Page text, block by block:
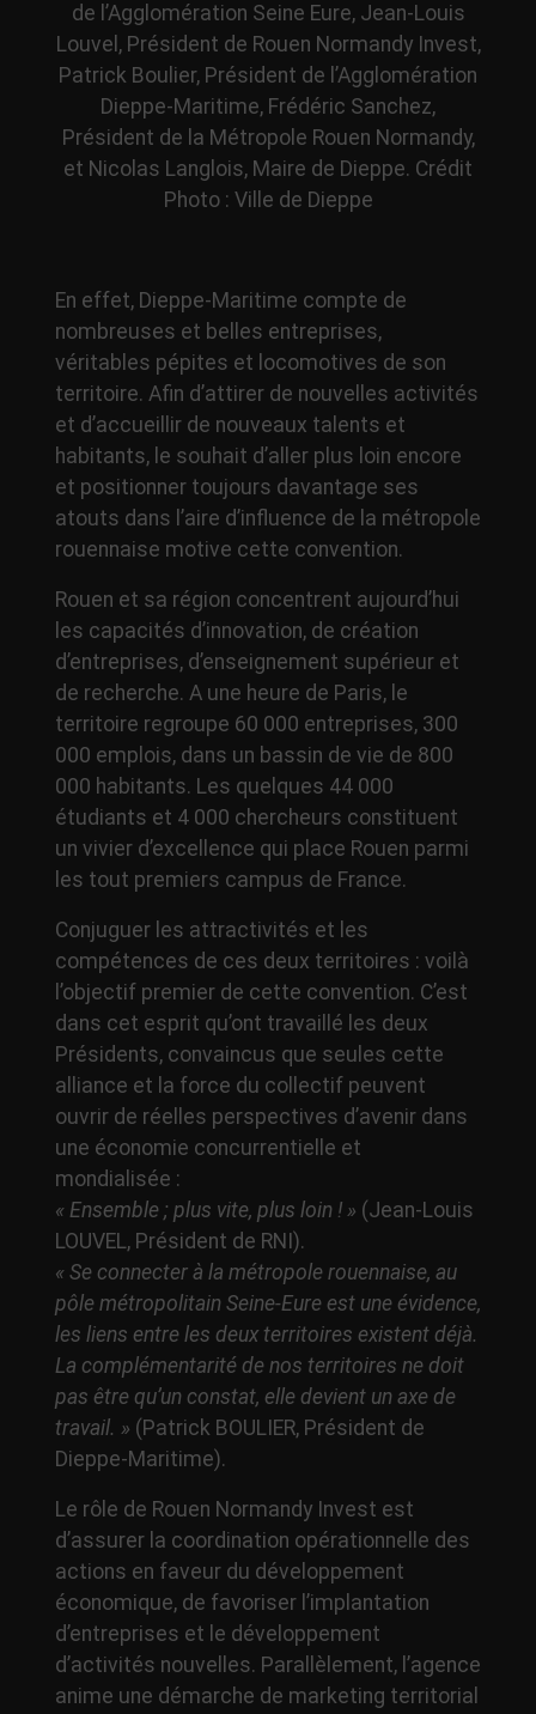
de l’Agglomération Seine Eure, Jean-Louis
Louvel, Président de Rouen Normandy Invest,
Patrick Boulier, Président de l’Agglomération
Dieppe-Maritime, Frédéric Sanchez,
Président de la Métropole Rouen Normandy,
et Nicolas Langlois, Maire de Dieppe. Crédit
Photo : Ville de Dieppe
En effet, Dieppe-Maritime compte de
nombreuses et belles entreprises,
véritables pépites et locomotives de son
territoire. Afin d’attirer de nouvelles activités
et d’accueillir de nouveaux talents et
habitants, le souhait d’aller plus loin encore
et positionner toujours davantage ses
atouts dans l’aire d’influence de la métropole
rouennaise motive cette convention.
Rouen et sa région concentrent aujourd’hui
les capacités d’innovation, de création
d’entreprises, d’enseignement supérieur et
de recherche. A une heure de Paris, le
territoire regroupe 60 000 entreprises, 300
000 emplois, dans un bassin de vie de 800
000 habitants. Les quelques 44 000
étudiants et 4 000 chercheurs constituent
un vivier d’excellence qui place Rouen parmi
les tout premiers campus de France.
Conjuguer les attractivités et les
compétences de ces deux territoires : voilà
l’objectif premier de cette convention. C’est
dans cet esprit qu’ont travaillé les deux
Présidents, convaincus que seules cette
alliance et la force du collectif peuvent
ouvrir de réelles perspectives d’avenir dans
une économie concurrentielle et
mondialisée :
« Ensemble ; plus vite, plus loin ! » (Jean-Louis
LOUVEL, Président de RNI).
« Se connecter à la métropole rouennaise, au
pôle métropolitain Seine-Eure est une évidence,
les liens entre les deux territoires existent déjà.
La complémentarité de nos territoires ne doit
pas être qu’un constat, elle devient un axe de
travail. » (Patrick BOULIER, Président de
Dieppe-Maritime).
Le rôle de Rouen Normandy Invest est
d’assurer la coordination opérationnelle des
actions en faveur du développement
économique, de favoriser l’implantation
d’entreprises et le développement
d’activités nouvelles. Parallèlement, l’agence
anime une démarche de marketing territorial